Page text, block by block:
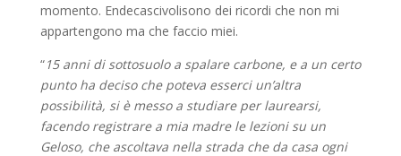
momento. Endecascivolisono dei ricordi che non mi
appartengono ma che faccio miei.
“15 anni di sottosuolo a spalare carbone, e a un certo
punto ha deciso che poteva esserci un’altra
possibilità, si è messo a studiare per laurearsi,
facendo registrare a mia madre le lezioni su un
Geloso, che ascoltava nella strada che da casa ogni